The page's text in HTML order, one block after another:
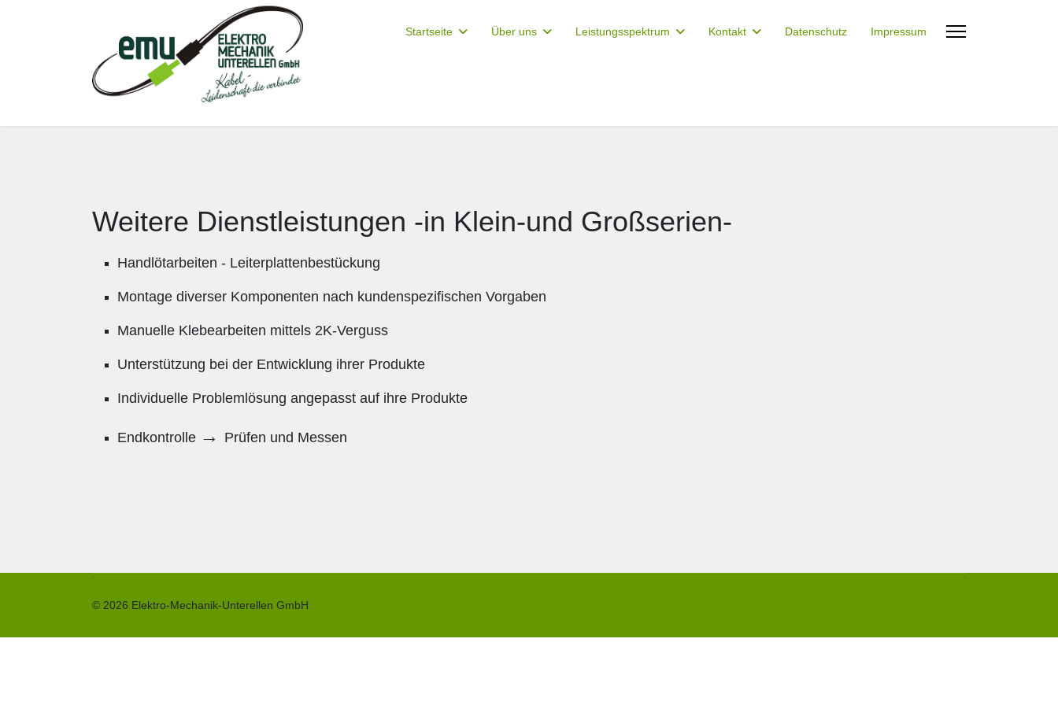
Startseite Über uns Leistungsspektrum Kontakt Datenschutz Impressum
Weitere Dienstleistungen -in Klein-und Großserien-
Handlötarbeiten - Leiterplattenbestückung
Montage diverser Komponenten nach kundenspezifischen Vorgaben
Manuelle Klebearbeiten mittels 2K-Verguss
Unterstützung bei der Entwicklung ihrer Produkte
Individuelle Problemlösung angepasst auf ihre Produkte
Endkontrolle → Prüfen und Messen
© 2026 Elektro-Mechanik-Unterellen GmbH